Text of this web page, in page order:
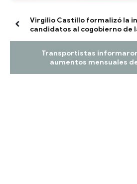
Virgilio Castillo formalizó la
candidatos al cogobierno de
Transportistas
aumentos mensuales